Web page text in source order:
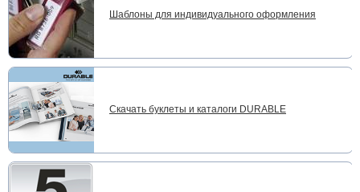
Шаблоны для индивидуального оформления
Скачать буклеты и каталоги DURABLE